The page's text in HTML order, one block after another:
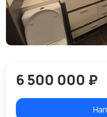
6 500 000 ₽